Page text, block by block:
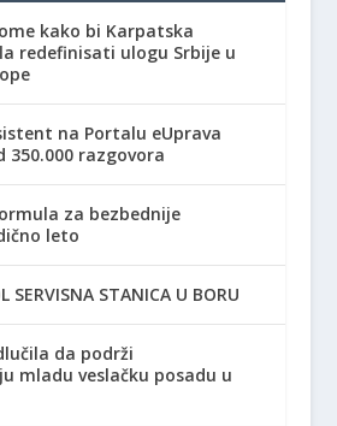
kako bi Karpatska
redefinisati ulogu Srbije u
na Portalu eUprava
350.000 razgovora
za bezbednije
leto
SERVISNA STANICA U BORU
da podrži
mladu veslačku posadu u